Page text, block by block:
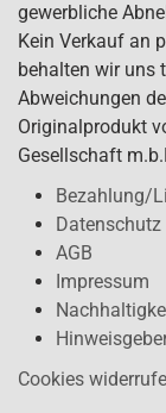
gewerbliche
Kein Verkauf an
behalten wir uns
Abweichungen
Originalprodukt
Gesellschaft
Bezahlung/
Datenschutz
AGB
Impressum
Cookies